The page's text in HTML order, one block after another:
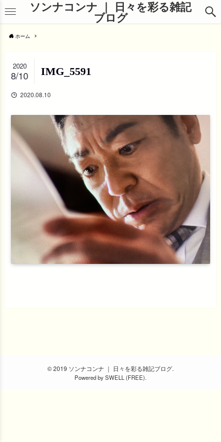
ソンナコンナ ｜ 日々を彩る雑記
ブログ
ホーム
IMG_5591
2020
8/10
2020.08.10
© 2019 ソンナコンナ ｜ 日々を彩る雑記ブログ.
Powered bySWELL (FREE).